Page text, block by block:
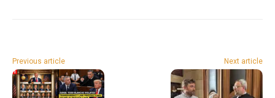
Previous article Next article